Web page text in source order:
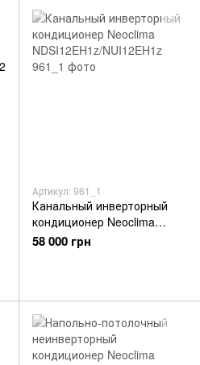
Артикул: 961_1
Канальный инверторный
кондиционер Neoclima
NDSI12EH1z/NUI12EH1z
58 000 грн